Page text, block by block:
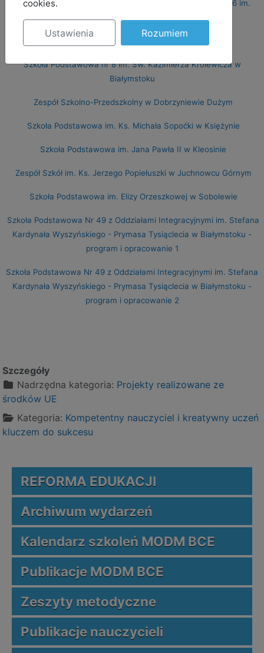
Zespół Szkolno-Przedszkolny nr 1 Szkoła Podstawowa nr 16 im.
Tadeusza Kościuszki w Białymstoku
Szkoła Podstawowa nr 8 im. Św. Kazimierza Królewicza w
Białymstoku
Zespół Szkolno-Przedszkolny w Dobrzyniewie Dużym
Szkoła Podstawowa im. Ks. Michała Sopoćki w Księżynie
Szkoła Podstawowa im. Jana Pawła II w Kleosinie
Zespół Szkół im. Ks. Jerzego Popiełuszki w Juchnowcu Górnym
Szkoła Podstawowa im. Elizy Orzeszkowej w Sobolewie
Szkoła Podstawowa Nr 49 z Oddziałami Integracyjnymi im. Stefana
Kardynała Wyszyńskiego - Prymasa Tysiąclecia w Białymstoku -
program i opracowanie 1
Szkoła Podstawowa Nr 49 z Oddziałami Integracyjnymi im. Stefana
Kardynała Wyszyńskiego - Prymasa Tysiąclecia w Białymstoku -
program i opracowanie 2
Szczegóły
Nadrzędna kategoria: Projekty realizowane ze
środków UE
Kategoria: Kompetentny nauczyciel i kreatywny uczeń
kluczem do sukcesu
REFORMA EDUKACJI
Archiwum wydarzeń
Kalendarz szkoleń MODM BCE
Publikacje MODM BCE
Zeszyty metodyczne
Publikacje nauczycieli
cookies.
Ustawienia Rozumiem